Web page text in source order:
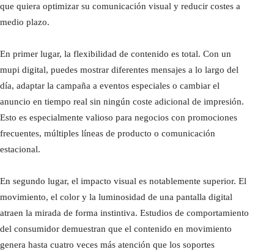
que quiera optimizar su comunicación visual y reducir costes a
medio plazo.
En primer lugar, la flexibilidad de contenido es total. Con un
mupi digital, puedes mostrar diferentes mensajes a lo largo del
día, adaptar la campaña a eventos especiales o cambiar el
anuncio en tiempo real sin ningún coste adicional de impresión.
Esto es especialmente valioso para negocios con promociones
frecuentes, múltiples líneas de producto o comunicación
estacional.
En segundo lugar, el impacto visual es notablemente superior. El
movimiento, el color y la luminosidad de una pantalla digital
atraen la mirada de forma instintiva. Estudios de comportamiento
del consumidor demuestran que el contenido en movimiento
genera hasta cuatro veces más atención que los soportes